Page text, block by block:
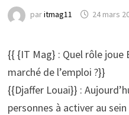
paritmag11 24 mars
{{ {IT Mag} : Quel rôle
marché de l’emploi ?}}
{{Djaffer Louai}} :
personnes à activer au